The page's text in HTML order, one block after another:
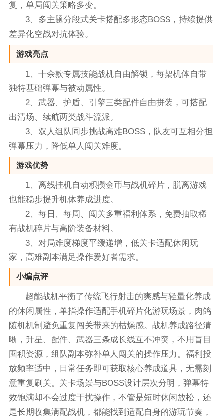
复，单局闯关策略多变。
3、多主题分段式关卡搭配多形态BOSS，持续提供
差异化空战对抗体验。
游戏亮点
1、十余款专属技能战机自由解锁，每架机体自带
独特基础弹幕与被动属性。
2、武器、护盾、引擎三类配件自由拼装，可搭配
出清场、续航两类战斗流派。
3、双人组队同步挑战高难BOSS，队友可互相分担
弹幕压力，降低单人闯关难度。
游戏优势
1、离线挂机自动积攒金币与战机碎片，脱离游戏
也能稳步提升机体养成进度。
2、每日、每周、闯关多重福利体系，免费抽取稀
有战机碎片与高阶装备材料。
3、对局难度梯度平缓递增，低关卡适配休闲玩
家，高难副本满足操作爱好者需求。
小编点评
超能战机平衡了传统飞行射击的爽感与轻量化养成
的休闲属性，单指操作适配手机碎片化游玩场景，肉鸽
随机机制避免重复闯关带来的枯燥感。战机养成路径清
晰，升星、配件、武器三条成长线互不冲突，不用盲目
囤积资源，组队副本弥补单人闯关的操作压力。福利投
放频率适中，日常任务即可获取核心养成道具，无需刻
意重复刷关。关卡场景与BOSS设计层次分明，弹幕特
效饱满却不会过度干扰操作，不管是短时休闲放松，还
是长期收集满配战机，都能找到适配自身的游玩节奏，